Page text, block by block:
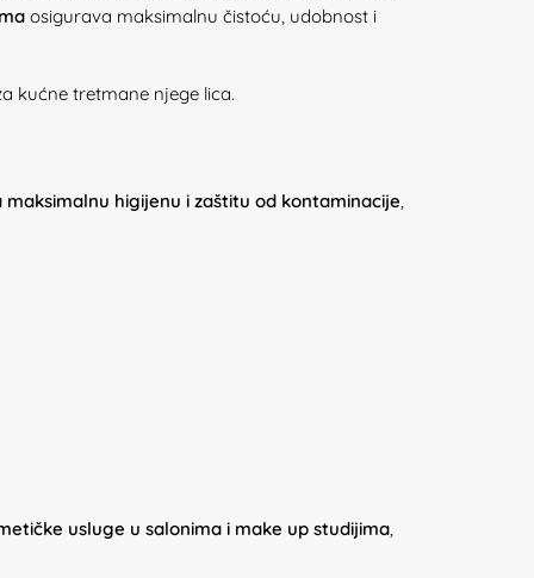
osigurava maksimalnu čistoću, udobnost i
kućne tretmane njege lica.
higijenu i zaštitu od kontaminacije,
usluge u salonima i make up studijima,